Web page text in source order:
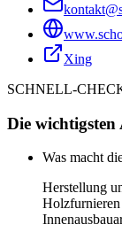
Xing
SCHNELL-
Die
Was macht
Herstellung